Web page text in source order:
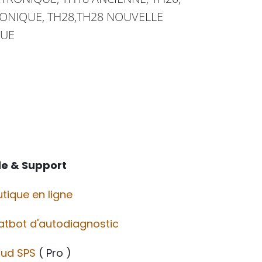
TH28,TH28 NOUVELLE
& Support
en ligne
d'autodiagnostic
SPS ( Pro )